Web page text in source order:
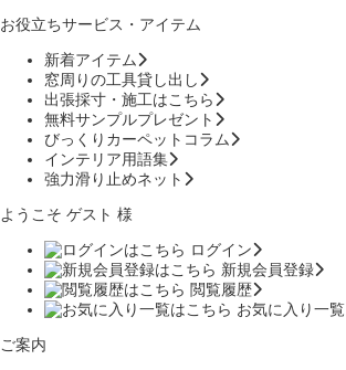
お役立ちサービス・アイテム
新着アイテム
窓周りの工具貸し出し
出張採寸・施工はこちら
無料サンプルプレゼント
びっくりカーペットコラム
インテリア用語集
強力滑り止めネット
ようこそ ゲスト 様
ログイン
新規会員登録
閲覧履歴
お気に入り一覧
ご案内